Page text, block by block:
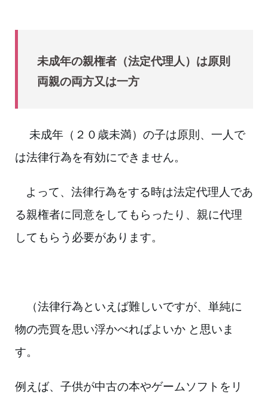
未成年の親権者（法定代理人）は原則
両親の両方又は一方
未成年（２０歳未満）の子は原則、一人で
は法律行為を有効にできません。
よって、法律行為をする時は法定代理人であ
る親権者に同意をしてもらったり、 親に代理
してもらう必要があります。
（法律行為といえば難しいですが、単純に
物の売買を思い浮かべればよいか と思いま
す。
例えば、子供が中古の本やゲームソフトをリ